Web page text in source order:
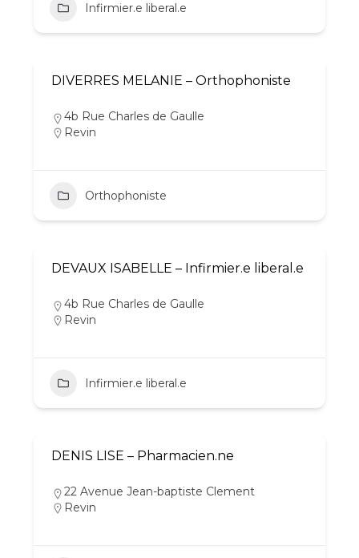
Infirmier.e liberal.e
DIVERRES MELANIE – Orthophoniste
4b Rue Charles de Gaulle
Revin
Orthophoniste
DEVAUX ISABELLE – Infirmier.e liberal.e
4b Rue Charles de Gaulle
Revin
Infirmier.e liberal.e
DENIS LISE – Pharmacien.ne
22 Avenue Jean-baptiste Clement
Revin